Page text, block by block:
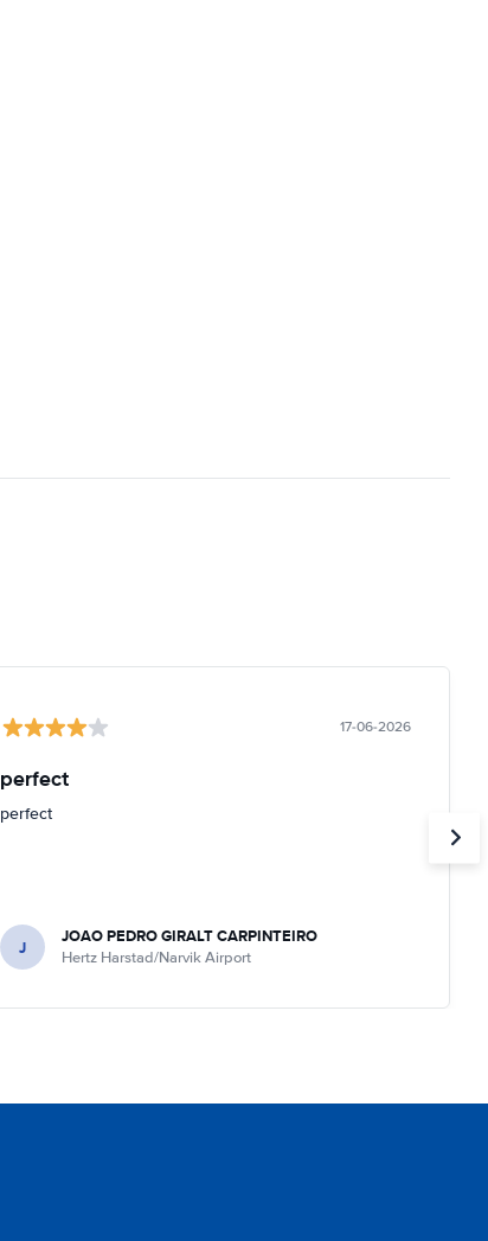
17-06-2026
perfect
perfect
J JOAO PEDRO GIRALT CARPINTEIRO
Hertz Harstad/Narvik Airport